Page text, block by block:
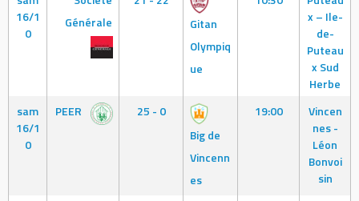
16/1
0
Générale
Gitan
Olympiq
ue
x – Ile-
de-
Puteau
x Sud
Herbe
sam
16/1
0
PEER
25 - 0
Big de
Vincenn
es
19:00
Vincen
nes -
Léon
Bonvoi
sin